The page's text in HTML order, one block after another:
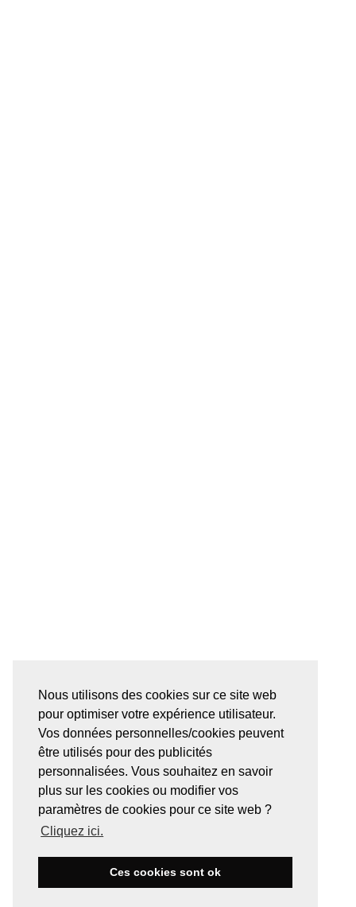
Nous utilisons des cookies sur ce site web
pour optimiser votre expérience utilisateur.
Vos données personnelles/cookies peuvent
être utilisés pour des publicités
personnalisées. Vous souhaitez en savoir
plus sur les cookies ou modifier vos
paramètres de cookies pour ce site web ?
Cliquez ici.
Ces cookies sont ok